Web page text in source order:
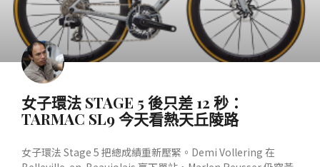
女子環法 STAGE 5 後只差 12 秒：
TARMAC SL9 今天看熱天丘陵路
女子環法 Stage 5 把總成績重新壓緊。Demi Vollering 在